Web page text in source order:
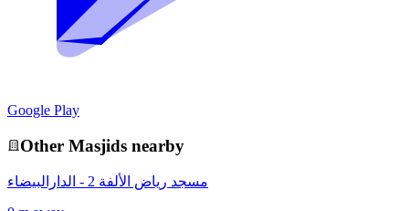
Google Play
Other Masjids nearby
مسجد رياض الألفة 2 - الدارالبيضاء